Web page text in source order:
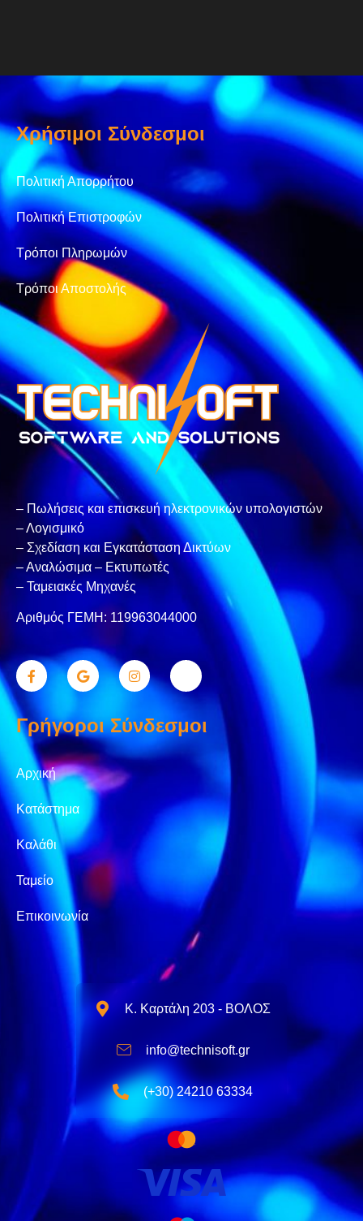
Χρήσιμοι Σύνδεσμοι
Πολιτική Απορρήτου
Πολιτική Επιστροφών
Τρόποι Πληρωμών
Τρόποι Αποστολής
– Πωλήσεις και επισκευή ηλεκτρονικών υπολογιστών
– Λογισμικό
– Σχεδίαση και Εγκατάσταση Δικτύων
– Αναλώσιμα – Εκτυπωτές
– Ταμειακές Μηχανές
Αριθμός ΓΕΜΗ: 119963044000
Γρήγοροι Σύνδεσμοι
Αρχική
Κατάστημα
Καλάθι
Ταμείο
Επικοινωνία
Κ. Καρτάλη 203 - ΒΟΛΟΣ
info@technisoft.gr
(+30) 24210 63334